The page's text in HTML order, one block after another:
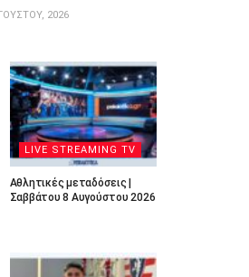
2026
LIVE STREAMING TV
Αθλητικές μεταδόσεις |
Σαββάτου 8 Αυγούστου 2026